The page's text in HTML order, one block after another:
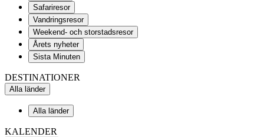
Safariresor
Vandringsresor
Weekend- och storstadsresor
Årets nyheter
Sista Minuten
DESTINATIONER
Alla länder
Alla länder
KALENDER